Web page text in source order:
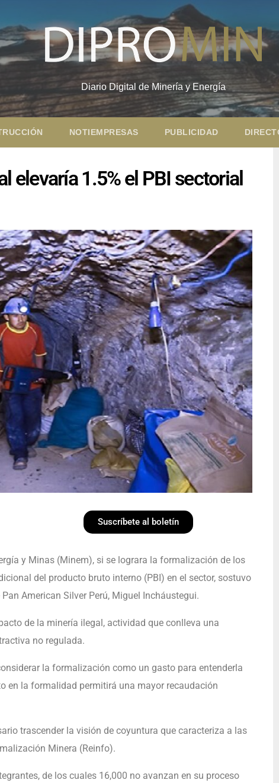
Diario Digital de Minería y Energía
NOTIEMPRESAS PUBLICIDAD
elevaría 1.5% el PBI sectorial
Suscríbete al boletín
y Minas (Minem), si se lograra la formalización de los
del producto bruto interno (PBI) en el sector, sostuvo
American Silver Perú, Miguel Incháustegui.
de la minería ilegal, actividad que conlleva una
no regulada.
la formalización como un gasto para entenderla
en la formalidad permitirá una mayor recaudación
trascender la visión de coyuntura que caracteriza a las
Minera (Reinfo).
de los cuales 16,000 no avanzan en su proceso